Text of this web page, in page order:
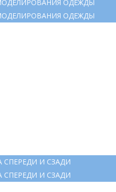
ОДЕЖДЫ
ОДЕЖДЫ
СПЕРЕДИ И СЗАДИ
СПЕРЕДИ И СЗАДИ